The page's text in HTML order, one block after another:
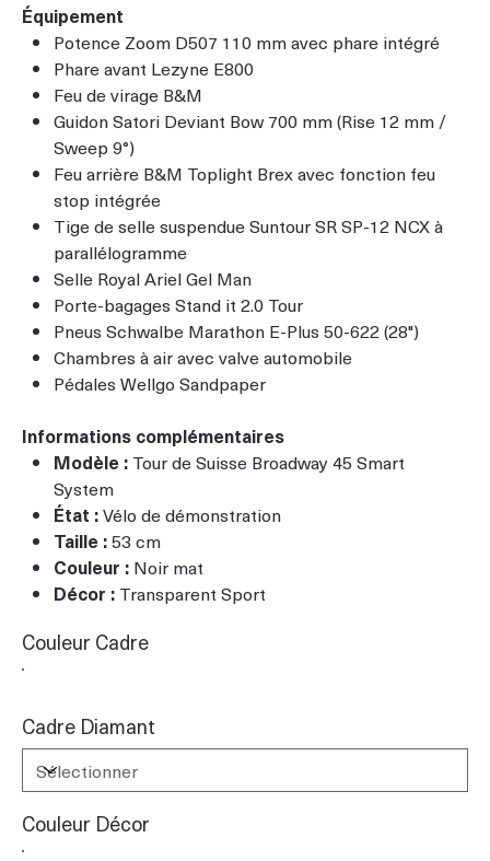
Équipement
Potence Zoom D507 110 mm avec phare intégré
Phare avant Lezyne E800
Feu de virage B&M
Guidon Satori Deviant Bow 700 mm (Rise 12 mm /
Sweep 9°)
Feu arrière B&M Toplight Brex avec fonction feu
stop intégrée
Tige de selle suspendue Suntour SR SP-12 NCX à
parallélogramme
Selle Royal Ariel Gel Man
Porte-bagages Stand it 2.0 Tour
Pneus Schwalbe Marathon E-Plus 50-622 (28")
Chambres à air avec valve automobile
Pédales Wellgo Sandpaper
Informations complémentaires
Modèle :Tour de Suisse Broadway 45 Smart
System
État :Vélo de démonstration
Taille :53 cm
Couleur :Noir mat
Décor :Transparent Sport
Couleur Cadre
Cadre Diamant
Couleur Décor